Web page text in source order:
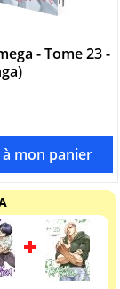
- Tome 23 -